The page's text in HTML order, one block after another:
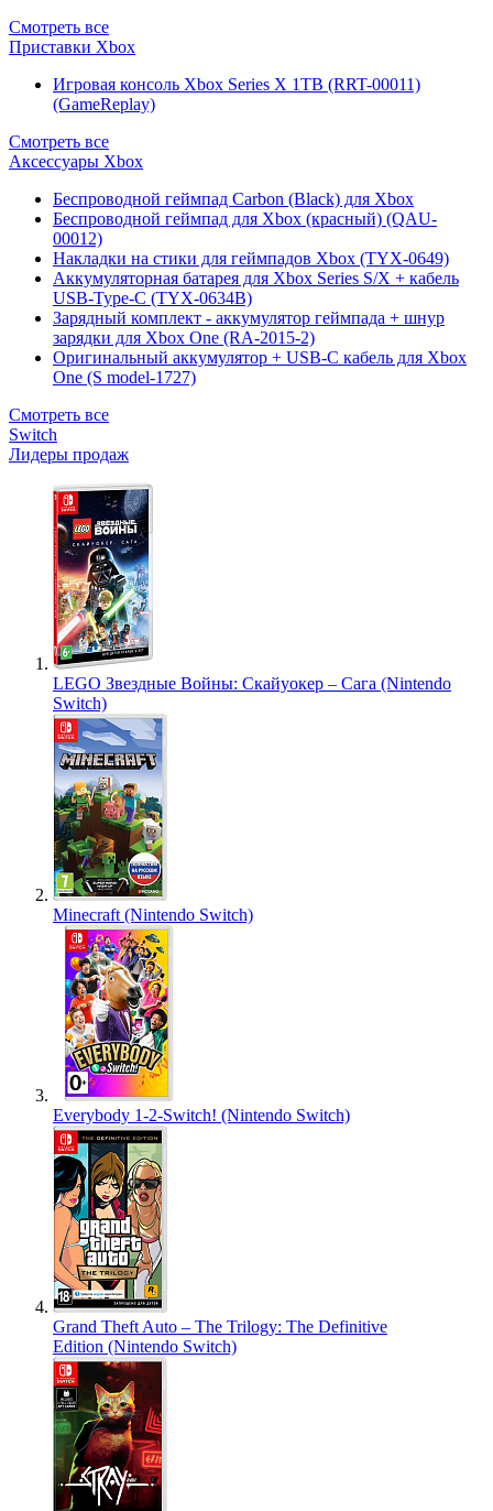
Смотреть все
Приставки Xbox
Игровая консоль Xbox Series X 1TB (RRT-00011)
(GameReplay)
Смотреть все
Аксессуары Xbox
Беспроводной геймпад Carbon (Black) для Xbox
Беспроводной геймпад для Xbox (красный) (QAU-
00012)
Накладки на стики для геймпадов Xbox (TYX-0649)
Аккумуляторная батарея для Xbox Series S/X + кабель
USB-Type-C (TYX-0634B)
Зарядный комплект - аккумулятор геймпада + шнур
зарядки для Xbox One (RA-2015-2)
Оригинальный аккумулятор + USB-C кабель для Xbox
One (S model-1727)
Смотреть все
Switch
Лидеры продаж
LEGO Звездные Войны: Скайуокер – Сага (Nintendo
Switch)
Minecraft (Nintendo Switch)
Everybody 1-2-Switch! (Nintendo Switch)
Grand Theft Auto – The Trilogy: The Definitive
Edition (Nintendo Switch)